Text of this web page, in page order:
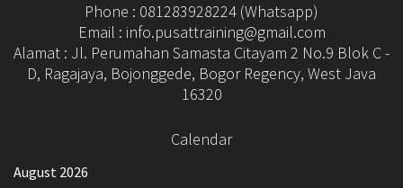
Phone : 081283928224 (Whatsapp)
Email : info.pusattraining@gmail.com
Alamat : Jl. Perumahan Samasta Citayam 2 No.9 Blok C -
D, Ragajaya, Bojonggede, Bogor Regency, West Java
16320
Calendar
August 2026